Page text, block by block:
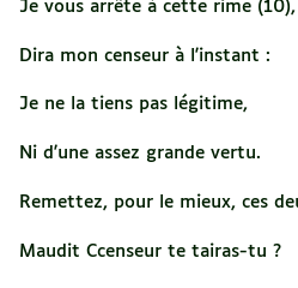
Je vous arrête à cette rime (10),
Dira mon censeur à l'instant :
Je ne la tiens pas légitime,
Ni d'une assez grande vertu.
Remettez, pour le mieux, ces
Maudit Ccenseur te tairas-tu ?